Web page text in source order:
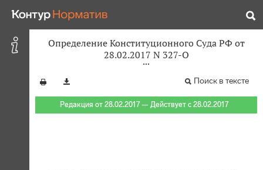
Определение Конституционного Суда РФ от
28.02.2017 N 327-О
Поиск в тексте
Редакция от 28.02.2017 — Действует с 28.02.2017